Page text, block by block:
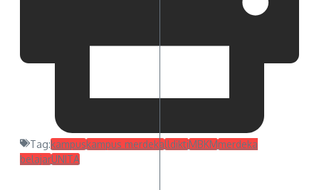
Tag:kampuskampus merdekalldiktiMBKMmerdeka
belajarUNITA